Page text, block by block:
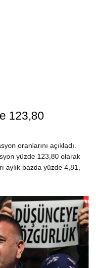
123,80
oranlarını açıkladı.
yüzde 123,80 olarak
aylık bazda yüzde 4,81,